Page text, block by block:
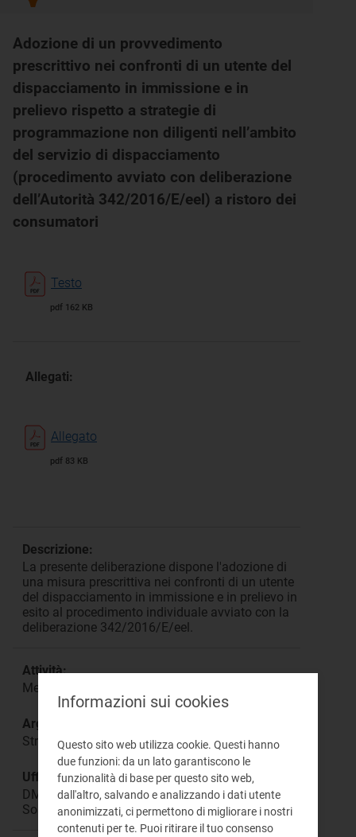
Adozione di un provvedimento
prescrittivo nei confronti di un utente del
dispacciamento in immissione e in
prelievo rispetto a strategie di
programmazione non diligenti nell’ambito
del servizio di dispacciamento
(procedimento avviato con deliberazione
dell’Autorità 342/2016/E/eel) a ristoro dei
consumatori
Testo
pdf 162 KB
Allegati:
Allegato
pdf 83 KB
Descrizione:
La presente deliberazione dispone l'adozione di
una misura prescrittiva nei confronti di un utente
del dispacciamento in immissione e in prelievo in
esito al procedimento individuale avviato con la
deliberazione 342/2016/E/eel.
Attività:
Mercato all’ingrosso
Argomento:
Strategie di programmazione e offerta degli UDD
Ufficio responsabile:
DMEA Direzione Mercati Energia all'Ingrosso e
Sostenibilità Ambientale
Informazioni sui cookies
Questo sito web utilizza cookie. Questi hanno
due funzioni: da un lato garantiscono le
funzionalità di base per questo sito web,
dall'altro, salvando e analizzando i dati utente
anonimizzati, ci permettono di migliorare i nostri
contenuti per te. Puoi ritirare il tuo consenso